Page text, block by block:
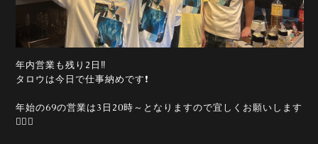
年内営業も残り2日‼️
タロウは今日で仕事納めです❗
年始の69の営業は3日20時～となりますので宜しくお願いします
🙇‍♂️⤵️